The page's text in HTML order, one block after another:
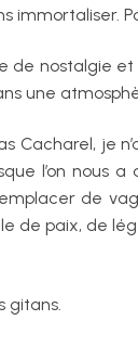
immortaliser.
de nostalgie et
une
Cacharel, je
l’on nous
de
de paix, de
gitans.